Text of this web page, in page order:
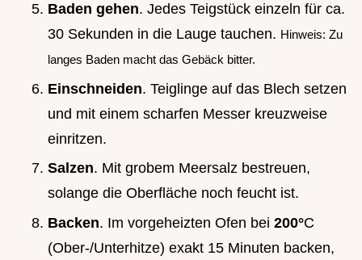
Baden gehen. Jedes Teigstück einzeln für ca.
30 Sekunden in die Lauge tauchen. Hinweis: Zu
langes Baden macht das Gebäck bitter.
Einschneiden. Teiglinge auf das Blech setzen
und mit einem scharfen Messer kreuzweise
einritzen.
Salzen. Mit grobem Meersalz bestreuen,
solange die Oberfläche noch feucht ist.
Backen. Im vorgeheizten Ofen bei 200°C
(Ober-/Unterhitze) exakt 15 Minuten backen,